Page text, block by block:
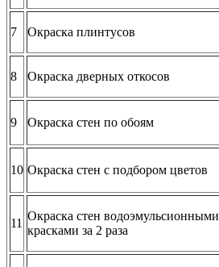
7 Окраска плинтусов
8 Окраска дверных откосов
9 Окраска стен по обоям
10 Окраска стен с подбором цветов
11
Окраска стен водоэмульсионными
красками за 2 раза